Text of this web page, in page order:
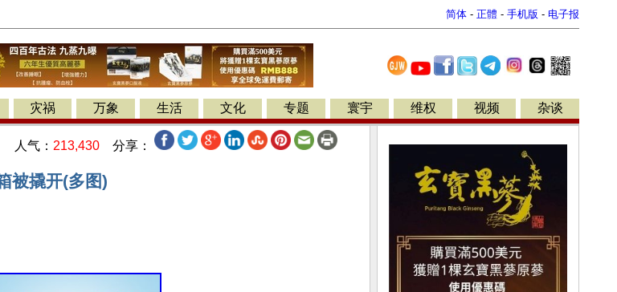
简体 - 正體 - 手机版 - 电子报
灾祸 万象 生活 文化 专题 寰宇 维权 视频 杂谈
人气： 213,430 分享：
被撬开(多图)